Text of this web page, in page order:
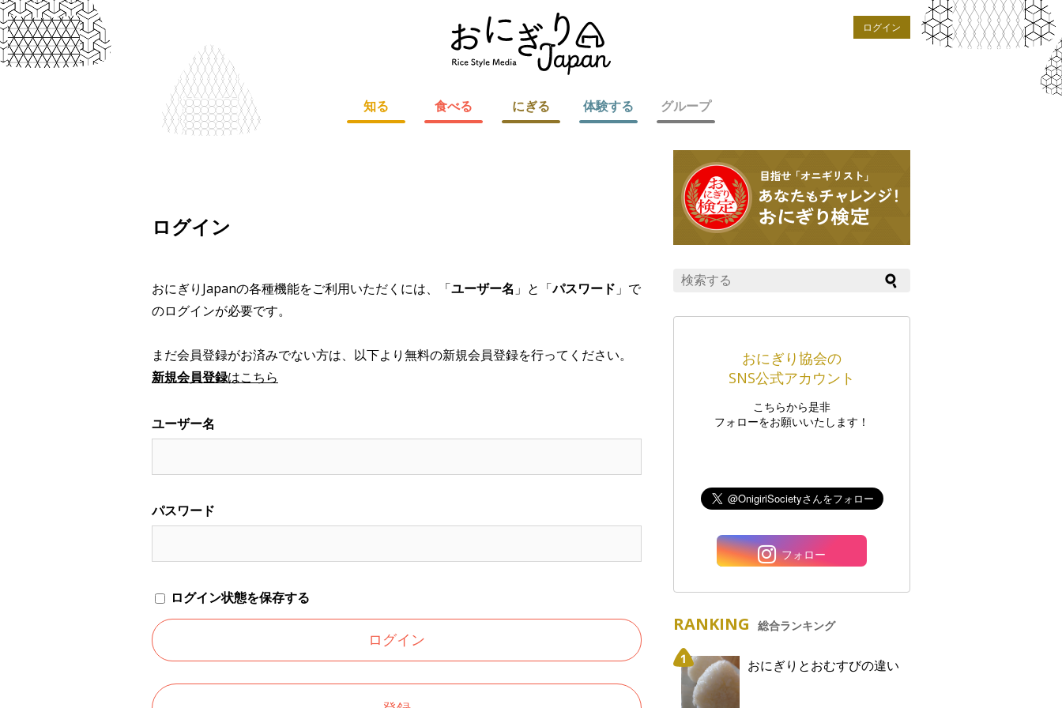
ログイン
知る 食べる にぎる 体験する グループ
ログイン
おにぎりJapanの各種機能をご利用いただくには、「ユーザー名 」と「パスワード 」で
のログインが必要です。
まだ会員登録がお済みでない方は、以下より無料の新規会員登録を行ってください。
新規会員登録はこちら
ユーザー名
パスワード
ログイン状態を保存する
おにぎり協会の
SNS公式アカウント
こちらから是非
フォローをお願いいたします！
フォロー
RANKING 総合ランキング
おにぎりとおむすびの違い